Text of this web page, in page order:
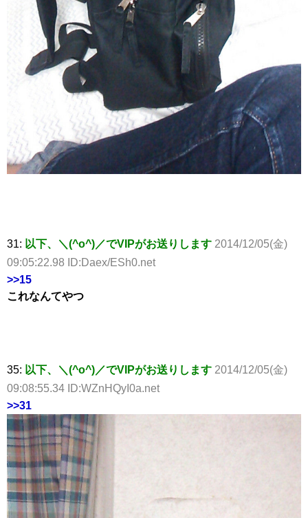
31: 以下、＼(^o^)／でVIPがお送りします 2014/12/05(金)
09:05:22.98 ID:Daex/ESh0.net
>>15
これなんてやつ
35: 以下、＼(^o^)／でVIPがお送りします 2014/12/05(金)
09:08:55.34 ID:WZnHQyI0a.net
>>31